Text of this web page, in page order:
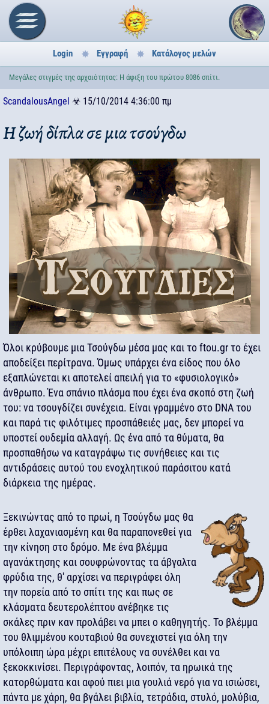
Login Εγγραφή Κατάλογος μελών
Μεγάλες στιγμές της αρχαιότητας: Η άφιξη του πρώτου 8086 σπίτι.
ScandalousAngel ☣ 15/10/2014 4:36:00 πμ
Η ζωή δίπλα σε μια τσούγδω
Όλοι κρύβουμε μια Τσούγδω μέσα μας και το ftou.gr το έχει
αποδείξει περίτρανα. Όμως υπάρχει ένα είδος που όλο
εξαπλώνεται κι αποτελεί απειλή για το «φυσιολογικό»
άνθρωπο. Ένα σπάνιο πλάσμα που έχει ένα σκοπό στη ζωή
του: να τσουγδίζει συνέχεια. Είναι γραμμένο στο DNA του
και παρά τις φιλότιμες προσπάθειές μας, δεν μπορεί να
υποστεί ουδεμία αλλαγή. Ως ένα από τα θύματα, θα
προσπαθήσω να καταγράψω τις συνήθειες και τις
αντιδράσεις αυτού του ενοχλητικού παράσιτου κατά
διάρκεια της ημέρας.
Ξεκινώντας από το πρωί, η Τσούγδω μας θα
έρθει λαχανιασμένη και θα παραπονεθεί για
την κίνηση στο δρόμο. Με ένα βλέμμα
αγανάκτησης και σουφρώνοντας τα άβγαλτα
φρύδια της, θ' αρχίσει να περιγράφει όλη
την πορεία από το σπίτι της και πως σε
κλάσματα δευτερολέπτου ανέβηκε τις
σκάλες πριν καν προλάβει να μπει ο καθηγητής. Το βλέμμα
του θλιμμένου κουταβιού θα συνεχιστεί για όλη την
υπόλοιπη ώρα μέχρι επιτέλους να συνέλθει και να
ξεκοκκινίσει. Περιγράφοντας, λοιπόν, τα ηρωικά της
κατορθώματα και αφού πιει μια γουλιά νερό για να ισιώσει,
πάντα με χάρη, θα βγάλει βιβλία, τετράδια, στυλό, μολύβια,